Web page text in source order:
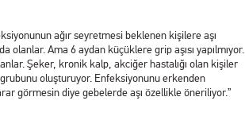
ağır seyretmesi beklenen kişilere aşı
olanlar. Ama 6 aydan küçüklere grip aşısı yapılmıyor.
Şeker, kronik kalp, akciğer hastalığı olan kişiler
oluşturuyor. Enfeksiyonunu erkenden
görmesin diye gebelerde aşı özellikle öneriliyor.”